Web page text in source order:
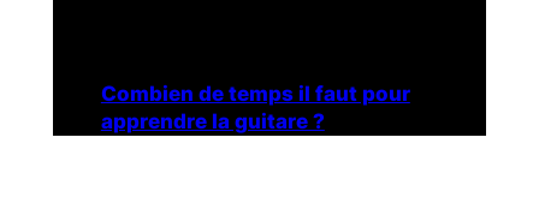
Combien de temps il faut pour
apprendre la guitare ?